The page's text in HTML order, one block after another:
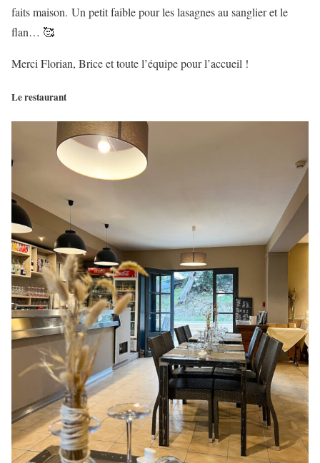
faits maison. Un petit faible pour les lasagnes au sanglier et le
flan… 🥰
Merci Florian, Brice et toute l’équipe pour l’accueil !
Le restaurant